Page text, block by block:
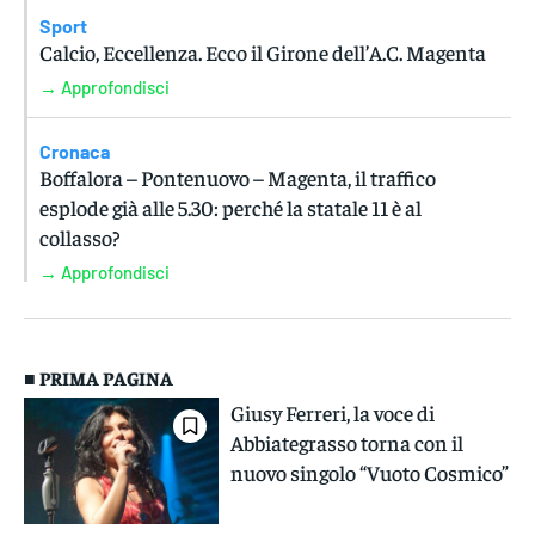
Sport
Calcio, Eccellenza. Ecco il Girone dell’A.C. Magenta
→ Approfondisci
Cronaca
Boffalora – Pontenuovo – Magenta, il traffico
esplode già alle 5.30: perché la statale 11 è al
collasso?
→ Approfondisci
■ PRIMA PAGINA
Giusy Ferreri, la voce di
Abbiategrasso torna con il
nuovo singolo “Vuoto Cosmico”